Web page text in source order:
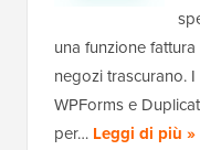
una funzione
negozi trascurano.
WPForms e
per… Leggi di più »